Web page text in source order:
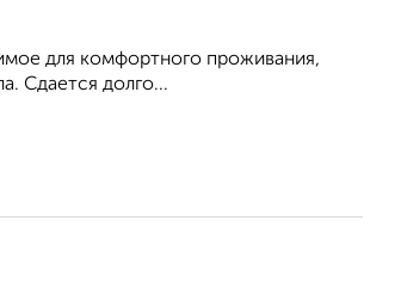
для комфортного проживания,
Сдается долго...